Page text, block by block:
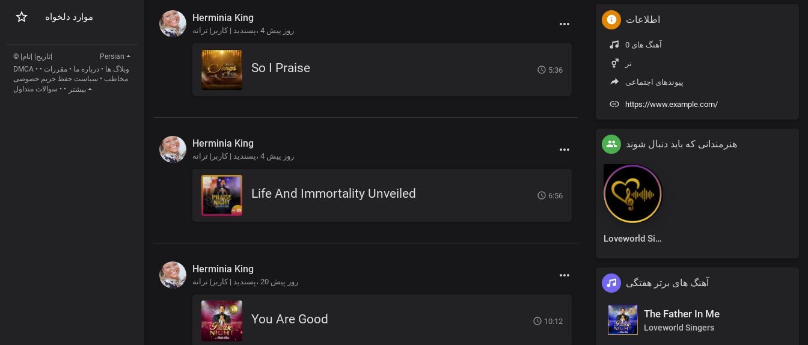
موارد دلخواه
Persian
DMCA • وبلاگ ها • درباره ما • مقررات •
مخاطب • سیاست حفظ حریم خصوصی
• سوالات متداول • بیشتر
Herminia King
پسندید | کاربر| ترانه، 4 روز پیش
So I Praise 5:36
Herminia King
پسندید | کاربر| ترانه، 4 روز پیش
Life And Immortality Unveiled 6:56
Herminia King
پسندید | کاربر| ترانه، 20 روز پیش
You Are Good 10:12
اطلاعات
0 آهنگ های
نر
پیوندهای اجتماعی
https://www.example.com/
هنرمندانی که باید دنبال شوند
Loveworld Singers
آهنگ های برتر هفتگی
The Father In Me
Loveworld Singers